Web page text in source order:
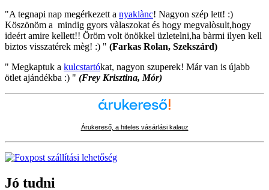
"A tegnapi nap megérkezett a nyaklànc! Nagyon szép lett! :)
Köszönöm a mindig gyors vàlaszokat és hogy megvalòsult,hogy
ideért amire kellett!! Öröm volt önökkel üzletelni,ha bàrmi ilyen kell
biztos visszatérek mèg! :) " (Farkas Rolan, Szekszárd)
" Megkaptuk a kulcstartókat, nagyon szuperek! Már van is újabb
ötlet ajándékba :) " (Frey Krisztina, Mór)
Árukereső, a hiteles vásárlási kalauz
Jó tudni